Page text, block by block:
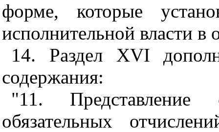
форме, которые
исполнительной власти в
14. Раздел XVI
содержания:
"11.
обязательных